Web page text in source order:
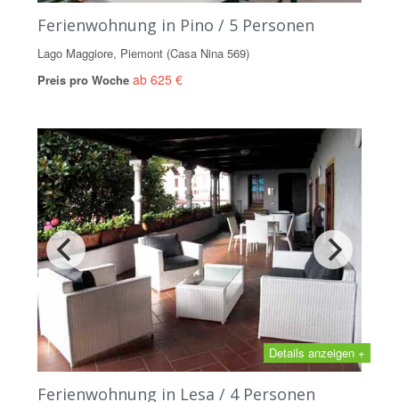
Ferienwohnung in Pino / 5 Personen
Lago Maggiore, Piemont (Casa Nina 569)
Preis pro Woche ab 625 €
Details anzeigen +
Ferienwohnung in Lesa / 4 Personen